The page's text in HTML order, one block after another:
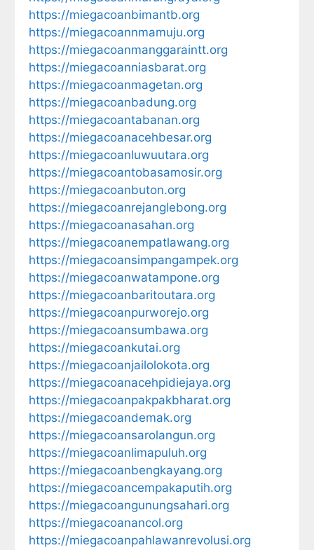
https://miegacoanbimantb.org
https://miegacoannmamuju.org
https://miegacoanmanggaraintt.org
https://miegacoanniasbarat.org
https://miegacoanmagetan.org
https://miegacoanbadung.org
https://miegacoantabanan.org
https://miegacoanacehbesar.org
https://miegacoanluwuutara.org
https://miegacoantobasamosir.org
https://miegacoanbuton.org
https://miegacoanrejanglebong.org
https://miegacoanasahan.org
https://miegacoanempatlawang.org
https://miegacoansimpangampek.org
https://miegacoanwatampone.org
https://miegacoanbaritoutara.org
https://miegacoanpurworejo.org
https://miegacoansumbawa.org
https://miegacoankutai.org
https://miegacoanjailolokota.org
https://miegacoanacehpidiejaya.org
https://miegacoanpakpakbharat.org
https://miegacoandemak.org
https://miegacoansarolangun.org
https://miegacoanlimapuluh.org
https://miegacoanbengkayang.org
https://miegacoancempakaputih.org
https://miegacoangunungsahari.org
https://miegacoanancol.org
https://miegacoanpahlawanrevolusi.org